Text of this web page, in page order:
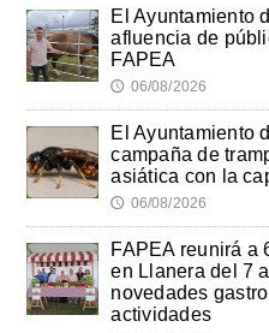
El Ayuntamiento
afluencia de
FAPEA
🕔 06/08/2026
El Ayuntamiento
campaña de
asiática con la
🕔 06/08/2026
FAPEA reunirá a
en Llanera del 7
novedades
actividades